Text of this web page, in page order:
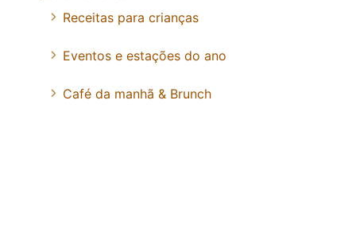
Receitas para crianças
Eventos e estações do ano
Café da manhã & Brunch